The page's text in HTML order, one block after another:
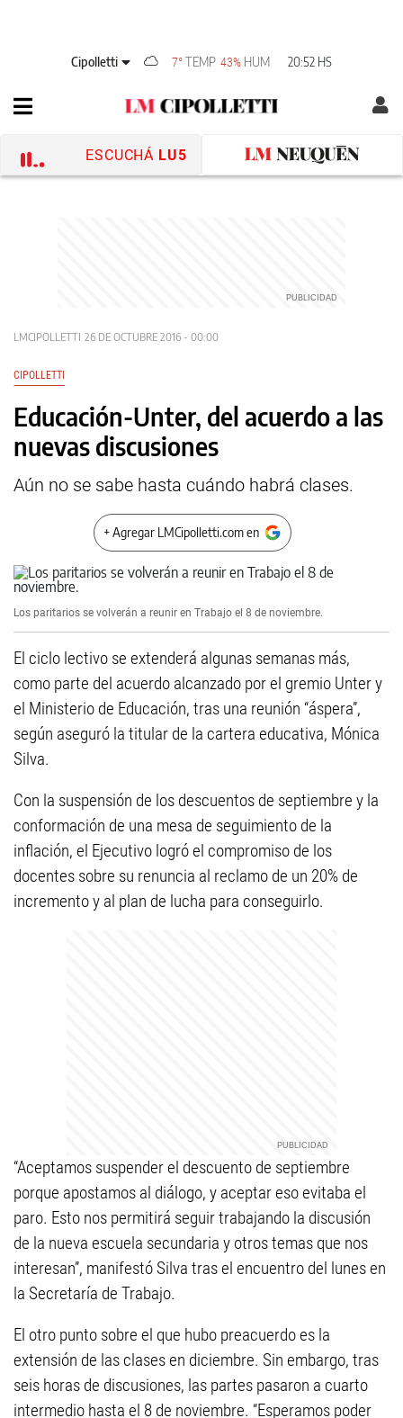
Cipolletti 7°TEMP 43% HUM 20:52 HS
ESCUCHÁ LU5
LMCIPOLLETTI 26 DE OCTUBRE 2016 - 00:00
CIPOLLETTI
Educación-Unter, del acuerdo a las
nuevas discusiones
Aún no se sabe hasta cuándo habrá clases.
+ Agregar LMCipolletti.com en
Los paritarios se volverán a reunir en Trabajo el 8 de noviembre.
El ciclo lectivo se extenderá algunas semanas más,
como parte del acuerdo alcanzado por el gremio Unter y
el Ministerio de Educación, tras una reunión “áspera”,
según aseguró la titular de la cartera educativa, Mónica
Silva.
Con la suspensión de los descuentos de septiembre y la
conformación de una mesa de seguimiento de la
inflación, el Ejecutivo logró el compromiso de los
docentes sobre su renuncia al reclamo de un 20% de
incremento y al plan de lucha para conseguirlo.
“Aceptamos suspender el descuento de septiembre
porque apostamos al diálogo, y aceptar eso evitaba el
paro. Esto nos permitirá seguir trabajando la discusión
de la nueva escuela secundaria y otros temas que nos
interesan”, manifestó Silva tras el encuentro del lunes en
la Secretaría de Trabajo.
El otro punto sobre el que hubo preacuerdo es la
extensión de las clases en diciembre. Sin embargo, tras
seis horas de discusiones, las partes pasaron a cuarto
intermedio hasta el 8 de noviembre. “Esperamos poder